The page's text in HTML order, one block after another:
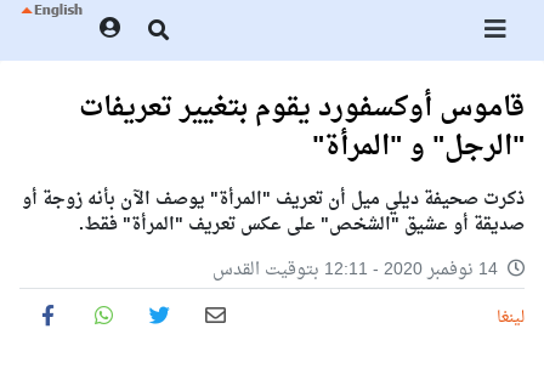
قاموس أوكسفورد يقوم بتغيير تعريفات
"الرجل" و "المرأة"
ذكرت صحيفة ديلي ميل أن تعريف "المرأة" يوصف الآن بأنه زوجة أو
صديقة أو عشيق "الشخص" على عكس تعريف "المرأة" فقط.
لينغا